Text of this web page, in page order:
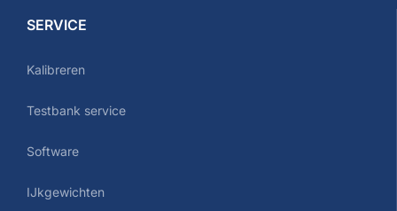
SERVICE
Kalibreren
Testbank service
Software
IJkgewichten